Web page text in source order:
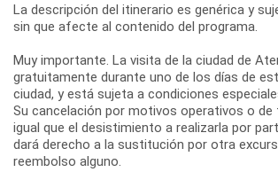
La descripción del itinerario es genérica y
sin que afecte al contenido del programa.
Muy importante. La visita de la ciudad de
gratuitamente durante uno de los días de
ciudad, y está sujeta a condiciones
Su cancelación por motivos operativos o de
igual que el desistimiento a realizarla por
dará derecho a la sustitución por otra
reembolso alguno.